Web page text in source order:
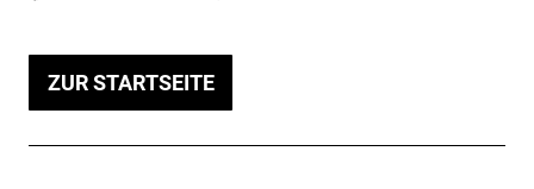
ZUR STARTSEITE